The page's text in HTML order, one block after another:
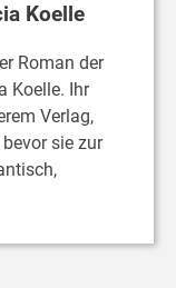
Koelle
Roman der
Koelle. Ihr
Verlag,
sie zur